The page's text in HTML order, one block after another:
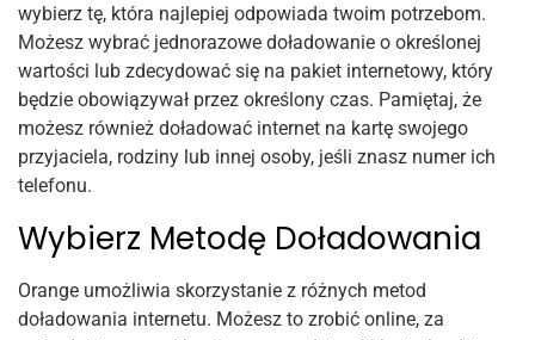
wybierz tę, która najlepiej odpowiada twoim potrzebom.
Możesz wybrać jednorazowe doładowanie o określonej
wartości lub zdecydować się na pakiet internetowy, który
będzie obowiązywał przez określony czas. Pamiętaj, że
możesz również doładować internet na kartę swojego
przyjaciela, rodziny lub innej osoby, jeśli znasz numer ich
telefonu.
Wybierz Metodę Doładowania
Orange umożliwia skorzystanie z różnych metod
doładowania internetu. Możesz to zrobić online, za